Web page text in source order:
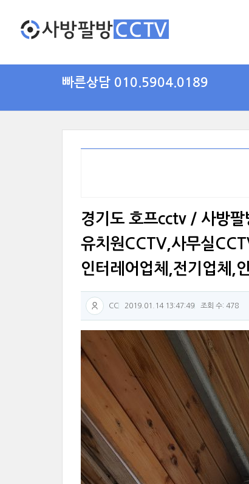
빠른상담 010.5904.0189
경기도 호프cctv / 사방
유치원CCTV,사무실
인터레어업체,전기업체,
CC 2019.01.14 13:47:49 조회 수: 478